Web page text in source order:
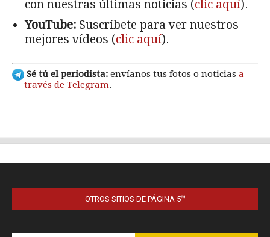
OTROS SITIOS DE PÁGINA 5™